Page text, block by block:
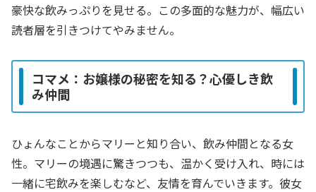
豪快な飲みっぷりを見せる。この多面的な魅力が、幅広い
読者層を引きつけてやみません。
コマメ：お嬢様の秘密を知る？心優しき飲
み仲間
ひょんなことからマリーと知り合い、飲み仲間となる女
性。マリーの境遇に驚きつつも、温かく受け入れ、時には
一緒に宅飲みを楽しむなど、友情を育んでいきます。彼女